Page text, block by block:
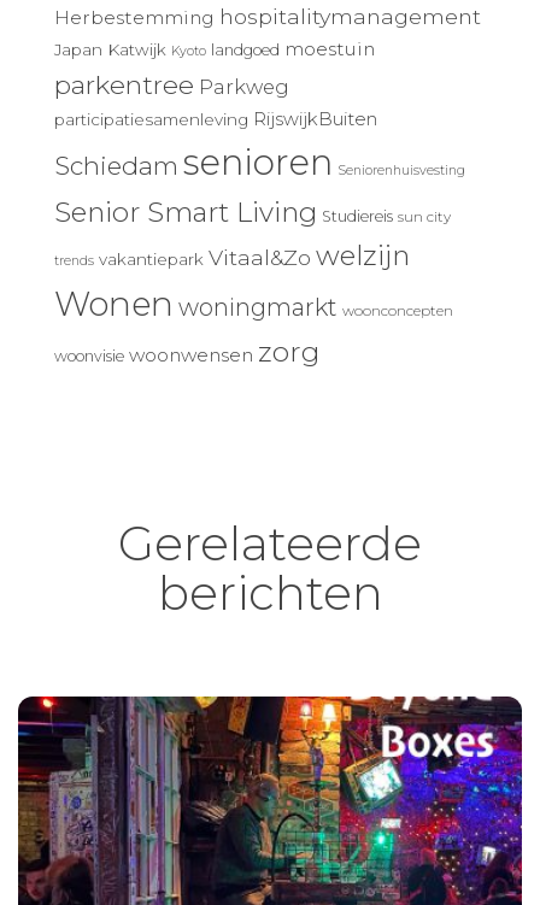
Herbestemming hospitalitymanagement
Japan Katwijk Kyoto landgoed moestuin
parkentree Parkweg
participatiesamenleving RijswijkBuiten
Schiedam senioren Seniorenhuisvesting
Senior Smart Living Studiereis sun city
trends vakantiepark Vitaal&Zo welzijn
Wonen woningmarkt woonconcepten
woonvisie woonwensen zorg
Gerelateerde
berichten